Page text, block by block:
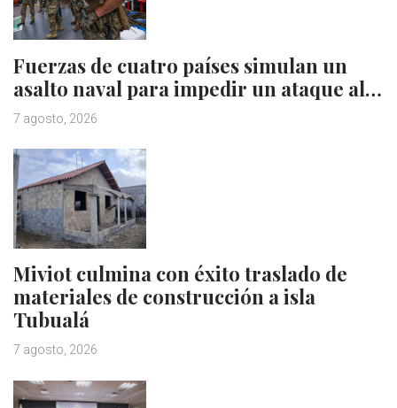
Fuerzas de cuatro países simulan un
asalto naval para impedir un ataque al…
7 agosto, 2026
Miviot culmina con éxito traslado de
materiales de construcción a isla
Tubualá
7 agosto, 2026